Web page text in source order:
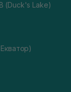
(Duck's Lake)